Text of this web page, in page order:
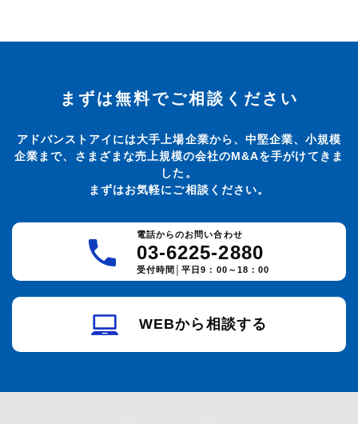
まずは無料でご相談ください
アドバンストアイには大手上場企業から、中堅企業、小規模
企業まで、さまざまな売上規模の会社のM&Aを手がけてきま
した。
まずはお気軽にご相談ください。
電話からのお問い合わせ
03-6225-2880
受付時間│平日9：00～18：00
WEBから相談する